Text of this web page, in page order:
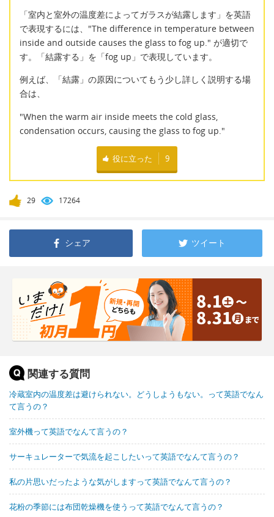
「室内と室外の温度差によってガラスが結露します」を英語
で表現するには、"The difference in temperature between
inside and outside causes the glass to fog up." が適切で
す。「結露する」を「fog up」で表現しています。
例えば、「結露」の原因についてもう少し詳しく説明する場
合は、
"When the warm air inside meets the cold glass,
condensation occurs, causing the glass to fog up."
役に立った 9
29 17264
シェア ツイート
関連する質問
冷蔵室内の温度差は避けられない。どうしようもない。って英語でなん
て言うの？
室外機って英語でなんて言うの？
サーキュレーターで気流を起こしたいって英語でなんて言うの？
私の片思いだったような気がしますって英語でなんて言うの？
花粉の季節には布団乾燥機を使うって英語でなんて言うの？